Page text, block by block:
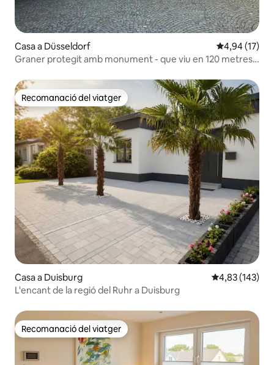
Casa a Düsseldorf 4,94 de
4,94 (17)
Graner protegit amb monument - que viu en 120 metres
Recomanació del viatger
Recomanació del viatger
Casa a Duisburg 4,83 de
4,83 (143)
L'encant de la regió del Ruhr a Duisburg
Recomanació del viatger
Recomanació del viatger